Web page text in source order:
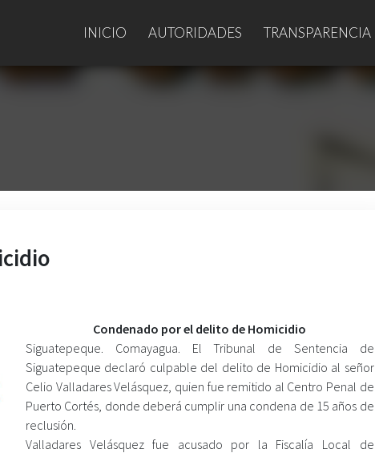
INICIO AUTORIDADES TRANSPARENCIA
Condenado por el delito de Homicidio
Siguatepeque. Comayagua. El Tribunal de Sentencia de
Siguatepeque declaró culpable del delito de Homicidio al señor
Celio Valladares Velásquez, quien fue remitido al Centro Penal de
Puerto Cortés, donde deberá cumplir una condena de 15 años de
reclusión.
Valladares Velásquez fue acusado por la Fiscalía Local de